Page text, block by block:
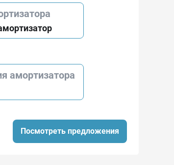
амортизатора
Посмотреть предложения